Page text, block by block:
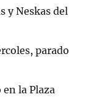
y Neskas del
parado
la Plaza